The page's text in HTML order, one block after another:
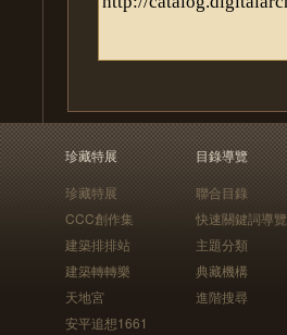
珍藏特展
珍藏特展
CCC創作集
建築排排站
建築轉轉樂
天地宮
安平追想1661
目錄導覽
聯合目錄
快速關鍵詞導覽
主題分類
典藏機構
進階搜尋